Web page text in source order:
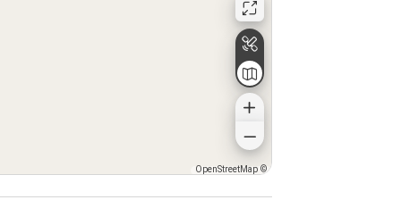
©
OpenStreetMap